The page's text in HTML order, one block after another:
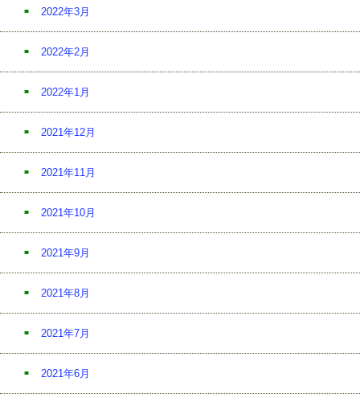
2022年3月
2022年2月
2022年1月
2021年12月
2021年11月
2021年10月
2021年9月
2021年8月
2021年7月
2021年6月